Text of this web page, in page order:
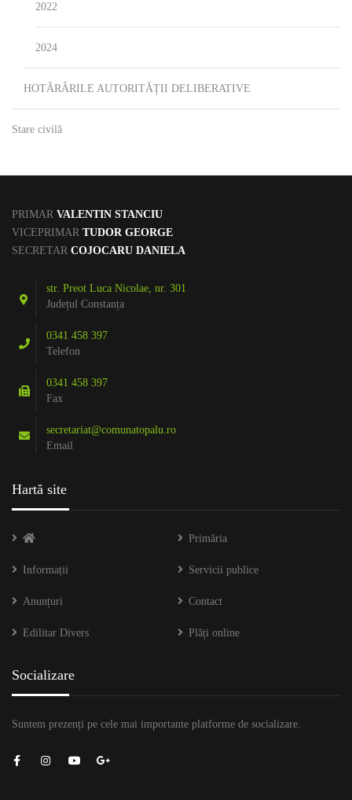
2022
2024
HOTĂRÂRILE AUTORITĂȚII DELIBERATIVE
Stare civilă
PRIMAR VALENTIN STANCIU
VICEPRIMAR TUDOR GEORGE
SECRETAR COJOCARU DANIELA
str. Preot Luca Nicolae, nr. 301
Județul Constanța
0341 458 397
Telefon
0341 458 397
Fax
secretariat@comunatopalu.ro
Email
Hartă site
Primăria
Informații Servicii publice
Anunțuri Contact
Edilitar Divers Plăți online
Socializare
Suntem prezenți pe cele mai importante platforme de socializare.